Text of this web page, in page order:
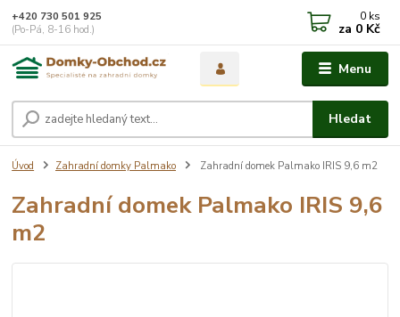
Menu
Hledat
+420 730 501 925
(Po-Pá, 8-16 hod.)
0 ks
za 0 Kč
Úvod Zahradní domky Palmako Zahradní domek Palmako IRIS 9,6 m2
Zahradní domek Palmako IRIS 9,6
m2